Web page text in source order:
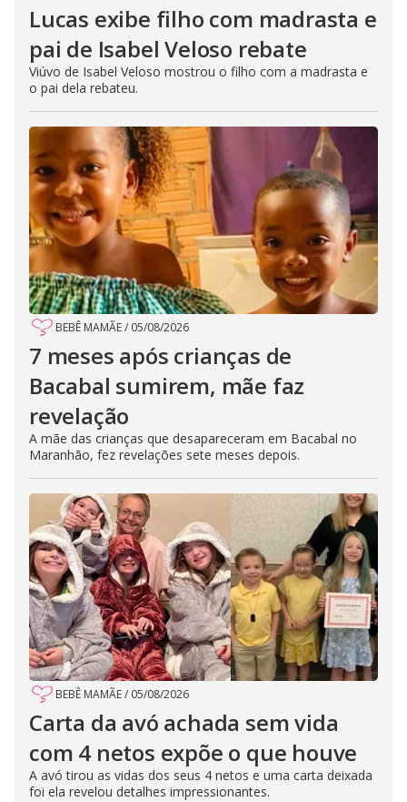
Lucas exibe filho com madrasta e
pai de Isabel Veloso rebate
Viúvo de Isabel Veloso mostrou o filho com a madrasta e
o pai dela rebateu.
BEBÊ MAMÃE/ 05/08/2026
7 meses após crianças de
Bacabal sumirem, mãe faz
revelação
A mãe das crianças que desapareceram em Bacabal no
Maranhão, fez revelações sete meses depois.
BEBÊ MAMÃE/ 05/08/2026
Carta da avó achada sem vida
com 4 netos expõe o que houve
A avó tirou as vidas dos seus 4 netos e uma carta deixada
foi ela revelou detalhes impressionantes.